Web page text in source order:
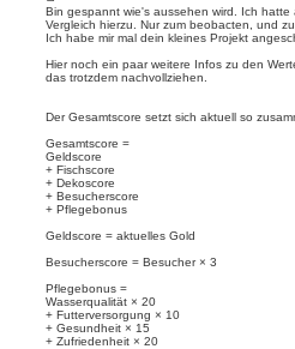
n
t
r
a
g
Bin gespannt wie's aussehen wird. Ich hatte
Vergleich hierzu. Nur zum beobacten, und
Ich habe mir mal dein kleines Projekt
Hier noch ein paar weitere Infos zu den
das trotzdem nachvollziehen.
Der Gesamtscore setzt sich aktuell so
Gesamtscore =
Geldscore
+ Fischscore
+ Dekoscore
+ Besucherscore
+ Pflegebonus
Geldscore = aktuelles Gold
Besucherscore = Besucher × 3
Pflegebonus =
Wasserqualität × 20
+ Futterversorgung × 10
+ Gesundheit × 15
+ Zufriedenheit × 20